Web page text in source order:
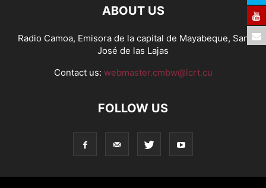
ABOUT US
Radio Camoa, Emisora de la capital de Mayabeque, San
José de las Lajas
Contact us: webmaster.cmbw@icrt.cu
FOLLOW US